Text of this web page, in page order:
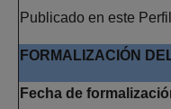
Publicado en este
FORMALIZACIÓN
Fecha de